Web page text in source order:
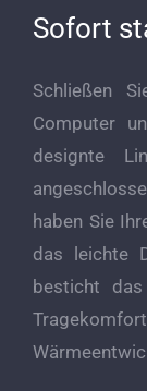
Sofort
Schließen
Computer
designte
haben Sie
das leichte
besticht